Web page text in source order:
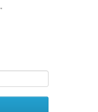
"